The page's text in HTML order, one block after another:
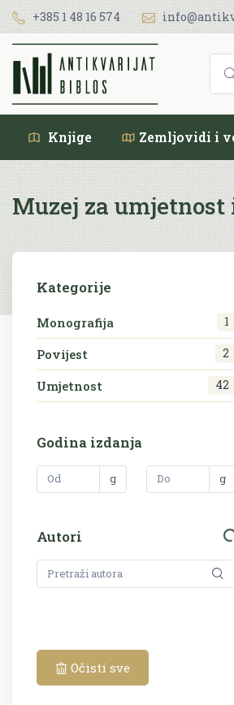
+385 1 48 16 574
Knjige Zemljovidi i
Muzej za umjetnost
Kategorije
Monografija 1
Povijest 2
Umjetnost 42
Godina izdanja
g g
Autori
Očisti sve